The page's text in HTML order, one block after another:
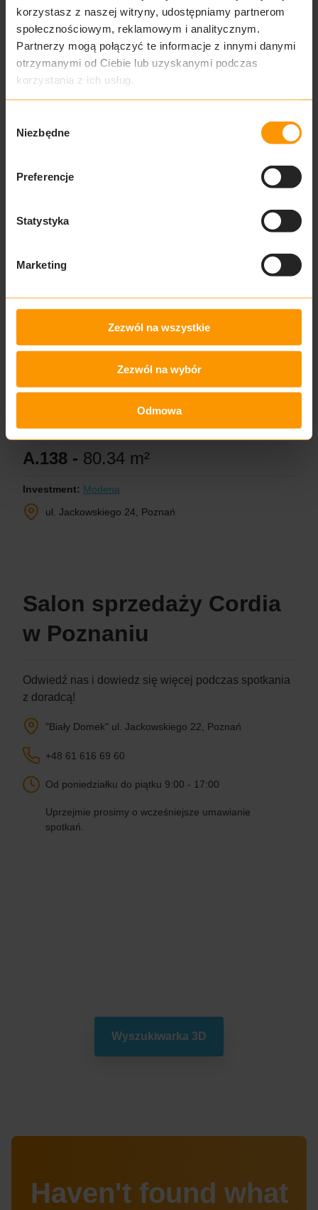
korzystasz z naszej witryny, udostępniamy partnerom
społecznościowym, reklamowym i analitycznym.
Partnerzy mogą połączyć te informacje z innymi danymi
otrzymanymi od Ciebie lub uzyskanymi podczas
korzystania z ich usług.
zgody
Niezbędne
Preferencje
Statystyka
Marketing
Zezwól na wszystkie
Zezwól na wybór
Odmowa
A.189 - 83.76 m²
A.138 - 80.34 m²
Investment: Modena
ul. Jackowskiego 24, Poznań
Salon sprzedaży Cordia
w Poznaniu
Odwiedź nas i dowiedz się więcej podczas spotkania
z doradcą!
"Biały Domek" ul. Jackowskiego 22, Poznań
+48 61 616 69 60
Od poniedziałku do piątku 9:00 - 17:00
Uprzejmie prosimy o wcześniejsze umawianie
spotkań.
Wyszukiwarka 3D
Haven't found what